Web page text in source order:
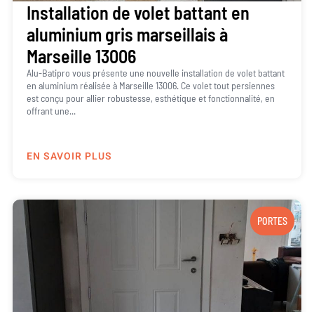
Installation de volet battant en
aluminium gris marseillais à
Marseille 13006
Alu-Batipro vous présente une nouvelle installation de volet battant
en aluminium réalisée à Marseille 13006. Ce volet tout persiennes
est conçu pour allier robustesse, esthétique et fonctionnalité, en
offrant une...
EN SAVOIR PLUS
PORTES